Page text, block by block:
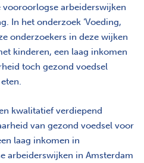
arbeiderswijken
In het onderzoek ‘Voeding,
onderzoekers in deze wijken
kinderen, een laag inkomen
toch gezond voedsel
kwalitatief verdiepend
van gezond voedsel voor
laag inkomen in
arbeiderswijken in Amsterdam